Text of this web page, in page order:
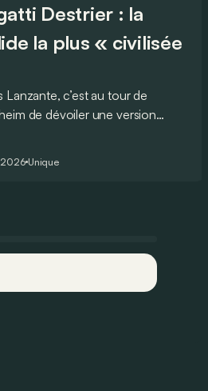
Destrier : la
la plus « civilisée
Lanzante, c’est au tour de
de dévoiler une version
2026Unique